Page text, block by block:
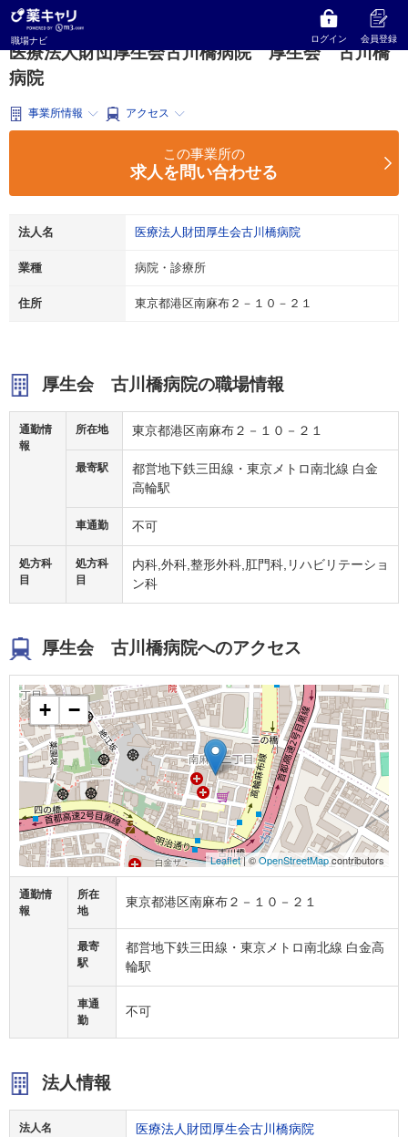
職場ナビ ログイン 会員登録
薬キャリ 職場ナビ
医療法人財団厚生会古川橋病院
医療法人財団厚生会古川橋病院 厚生会 古川橋
病院
事業所情報 アクセス
この事業所の
求人を問い合わせる
法人名 医療法人財団厚生会古川橋病院
業種 病院・診療所
住所 東京都港区南麻布２－１０－２１
厚生会 古川橋病院の職場情報
通勤情
報
所在地 東京都港区南麻布２－１０－２１
最寄駅
都営地下鉄三田線・東京メトロ南北線 白金
高輪駅
車通勤 不可
処方科
目
処方科
目
内科,外科,整形外科,肛門科,リハビリテーショ
ン科
厚生会 古川橋病院へのアクセス
+ −
Leaflet| ©OpenStreetMapcontributors
通勤情
報
所在
地
東京都港区南麻布２－１０－２１
最寄
駅
都営地下鉄三田線・東京メトロ南北線 白金高
輪駅
車通
勤
不可
法人情報
法人名 医療法人財団厚生会古川橋病院